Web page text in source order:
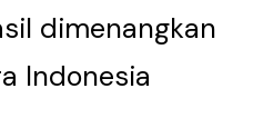
dimenangkan
Indonesia